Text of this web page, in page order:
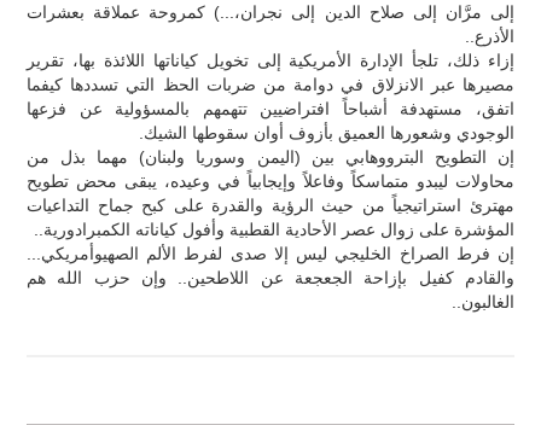
إلى مرَّان إلى صلاح الدين إلى نجران،...) كمروحة عملاقة بعشرات
الأذرع..
إزاء ذلك، تلجأ الإدارة الأمريكية إلى تخويل كياناتها اللائذة بها، تقرير
مصيرها عبر الانزلاق في دوامة من ضربات الحظ التي تسددها كيفما
اتفق، مستهدفة أشباحاً افتراضيين تتهمهم بالمسؤولية عن فزعها
الوجودي وشعورها العميق بأزوف أوان سقوطها الشيك.
إن التطويح البترووهابي بين (اليمن وسوريا ولبنان) مهما بذل من
محاولات ليبدو متماسكاً وفاعلاً وإيجابياً في وعيده، يبقى محض تطويح
مهترئ استراتيجياً من حيث الرؤية والقدرة على كبح جماح التداعيات
المؤشرة على زوال عصر الأحادية القطبية وأفول كياناته الكمبرادورية..
إن فرط الصراخ الخليجي ليس إلا صدى لفرط الألم الصهيوأمريكي...
والقادم كفيل بإزاحة الجعجعة عن اللاطحين.. وإن حزب الله هم
الغالبون..